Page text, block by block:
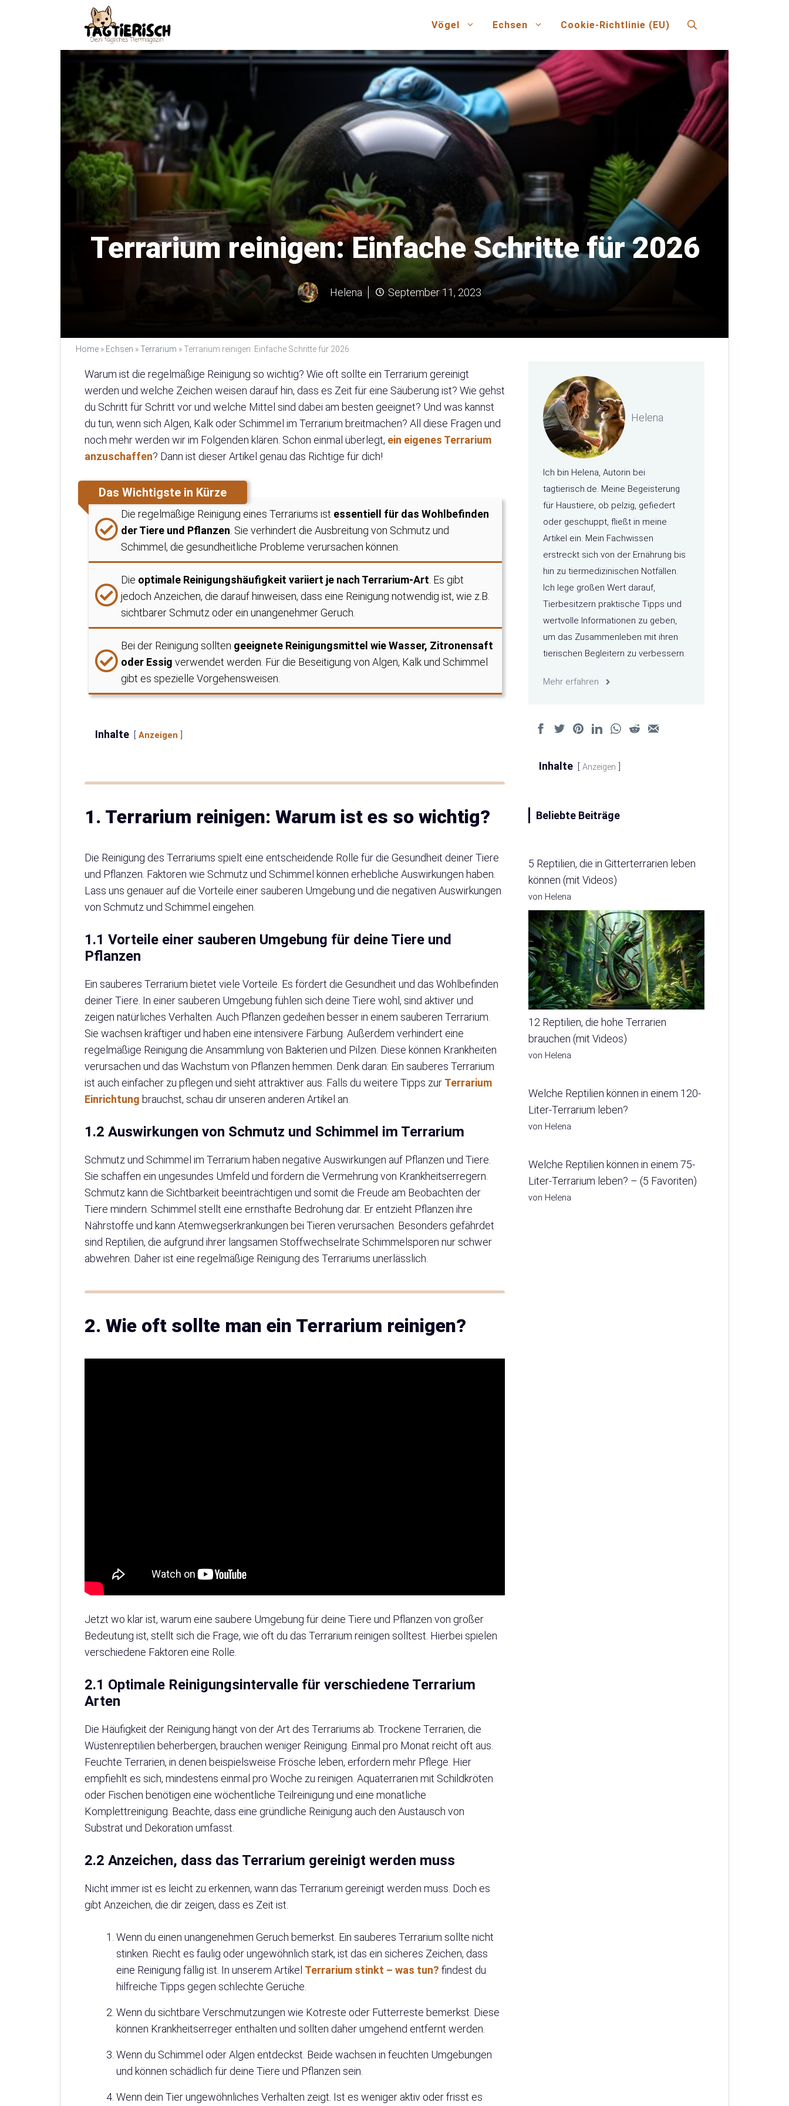
Vögel Echsen Cookie-Richtlinie (EU)
Terrarium reinigen: Einfache Schritte für 2026
Helena September 11, 2023
Home » Echsen »Terrarium »Terrarium reinigen: Einfache Schritte für 2026
Warum ist die regelmäßige Reinigung so wichtig? Wie oft sollte ein Terrarium gereinigt
werden und welche Zeichen weisen darauf hin, dass es Zeit für eine Säuberung ist? Wie gehst
du Schritt für Schritt vor und welche Mittel sind dabei am besten geeignet? Und was kannst
du tun, wenn sich Algen, Kalk oder Schimmel im Terrarium breitmachen? All diese Fragen und
noch mehr werden wir im Folgenden klären. Schon einmal überlegt, ein eigenes Terrarium
anzuschaffen? Dann ist dieser Artikel genau das Richtige für dich!
Das Wichtigste in Kürze
Die regelmäßige Reinigung eines Terrariums ist essentiell für das Wohlbefinden
der Tiere und Pflanzen. Sie verhindert die Ausbreitung von Schmutz und
Schimmel, die gesundheitliche Probleme verursachen können.
Die optimale Reinigungshäufigkeit variiert je nach Terrarium-Art. Es gibt
jedoch Anzeichen, die darauf hinweisen, dass eine Reinigung notwendig ist, wie z.B.
sichtbarer Schmutz oder ein unangenehmer Geruch.
Bei der Reinigung sollten geeignete Reinigungsmittel wie Wasser, Zitronensaft
oder Essig verwendet werden. Für die Beseitigung von Algen, Kalk und Schimmel
gibt es spezielle Vorgehensweisen.
Inhalte Anzeigen
1. Terrarium reinigen: Warum ist es so wichtig?
Die Reinigung des Terrariums spielt eine entscheidende Rolle für die Gesundheit deiner Tiere
und Pflanzen. Faktoren wie Schmutz und Schimmel können erhebliche Auswirkungen haben.
Lass uns genauer auf die Vorteile einer sauberen Umgebung und die negativen Auswirkungen
von Schmutz und Schimmel eingehen.
1.1 Vorteile einer sauberen Umgebung für deine Tiere und
Pflanzen
Ein sauberes Terrarium bietet viele Vorteile. Es fördert die Gesundheit und das Wohlbefinden
deiner Tiere. In einer sauberen Umgebung fühlen sich deine Tiere wohl, sind aktiver und
zeigen natürliches Verhalten. Auch Pflanzen gedeihen besser in einem sauberen Terrarium.
Sie wachsen kräftiger und haben eine intensivere Färbung. Außerdem verhindert eine
regelmäßige Reinigung die Ansammlung von Bakterien und Pilzen. Diese können Krankheiten
verursachen und das Wachstum von Pflanzen hemmen. Denk daran: Ein sauberes Terrarium
ist auch einfacher zu pflegen und sieht attraktiver aus. Falls du weitere Tipps zur Terrarium
Einrichtung brauchst, schau dir unseren anderen Artikel an.
1.2 Auswirkungen von Schmutz und Schimmel im Terrarium
Schmutz und Schimmel im Terrarium haben negative Auswirkungen auf Pflanzen und Tiere.
Sie schaffen ein ungesundes Umfeld und fördern die Vermehrung von Krankheitserregern.
Schmutz kann die Sichtbarkeit beeinträchtigen und somit die Freude am Beobachten der
Tiere mindern. Schimmel stellt eine ernsthafte Bedrohung dar. Er entzieht Pflanzen ihre
Nährstoffe und kann Atemwegserkrankungen bei Tieren verursachen. Besonders gefährdet
sind Reptilien, die aufgrund ihrer langsamen Stoffwechselrate Schimmelsporen nur schwer
abwehren. Daher ist eine regelmäßige Reinigung des Terrariums unerlässlich.
2. Wie oft sollte man ein Terrarium reinigen?
Jetzt wo klar ist, warum eine saubere Umgebung für deine Tiere und Pflanzen von großer
Bedeutung ist, stellt sich die Frage, wie oft du das Terrarium reinigen solltest. Hierbei spielen
verschiedene Faktoren eine Rolle.
2.1 Optimale Reinigungsintervalle für verschiedene Terrarium
Arten
Die Häufigkeit der Reinigung hängt von der Art des Terrariums ab. Trockene Terrarien, die
Wüstenreptilien beherbergen, brauchen weniger Reinigung. Einmal pro Monat reicht oft aus.
Feuchte Terrarien, in denen beispielsweise Frösche leben, erfordern mehr Pflege. Hier
empfiehlt es sich, mindestens einmal pro Woche zu reinigen. Aquaterrarien mit Schildkröten
oder Fischen benötigen eine wöchentliche Teilreinigung und eine monatliche
Komplettreinigung. Beachte, dass eine gründliche Reinigung auch den Austausch von
Substrat und Dekoration umfasst.
2.2 Anzeichen, dass das Terrarium gereinigt werden muss
Nicht immer ist es leicht zu erkennen, wann das Terrarium gereinigt werden muss. Doch es
gibt Anzeichen, die dir zeigen, dass es Zeit ist.
Wenn du einen unangenehmen Geruch bemerkst. Ein sauberes Terrarium sollte nicht
stinken. Riecht es faulig oder ungewöhnlich stark, ist das ein sicheres Zeichen, dass
eine Reinigung fällig ist. In unserem Artikel Terrarium stinkt – was tun? findest du
hilfreiche Tipps gegen schlechte Gerüche.
Wenn du sichtbare Verschmutzungen wie Kotreste oder Futterreste bemerkst. Diese
können Krankheitserreger enthalten und sollten daher umgehend entfernt werden.
Wenn du Schimmel oder Algen entdeckst. Beide wachsen in feuchten Umgebungen
und können schädlich für deine Tiere und Pflanzen sein.
Wenn dein Tier ungewöhnliches Verhalten zeigt. Ist es weniger aktiv oder frisst es
Helena
Ich bin Helena, Autorin bei
tagtierisch.de. Meine Begeisterung
für Haustiere, ob pelzig, gefiedert
oder geschuppt, fließt in meine
Artikel ein. Mein Fachwissen
erstreckt sich von der Ernährung bis
hin zu tiermedizinischen Notfällen.
Ich lege großen Wert darauf,
Tierbesitzern praktische Tipps und
wertvolle Informationen zu geben,
um das Zusammenleben mit ihren
tierischen Begleitern zu verbessern.
Mehr erfahren
Inhalte Anzeigen
Beliebte Beiträge
5 Reptilien, die in Gitterterrarien leben
können (mit Videos)
von Helena
12 Reptilien, die hohe Terrarien
brauchen (mit Videos)
von Helena
Welche Reptilien können in einem 120-
Liter-Terrarium leben?
von Helena
Welche Reptilien können in einem 75-
Liter-Terrarium leben? – (5 Favoriten)
von Helena